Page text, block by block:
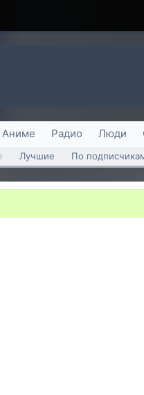
Аниме Радио Люди
Лучшие По